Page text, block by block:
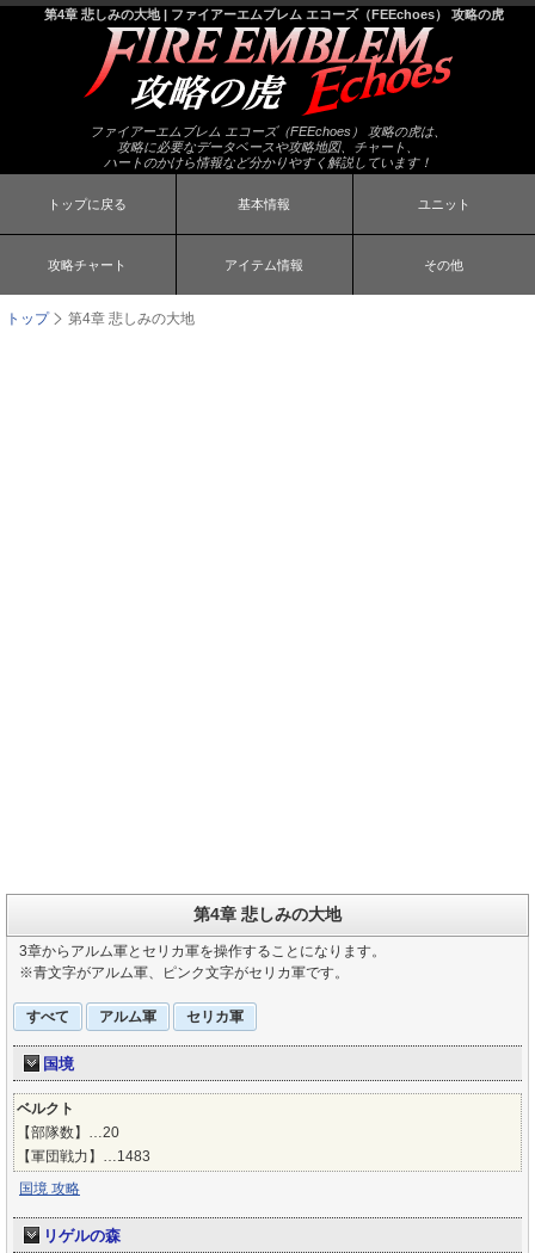
第4章 悲しみの大地 | ファイアーエムブレム エコーズ（FEEchoes） 攻略の虎
ファイアーエムブレム エコーズ（FEEchoes） 攻略の虎は、
攻略に必要なデータベースや攻略地図、チャート、
ハートのかけら情報など分かりやすく解説しています！
トップに戻る 基本情報 ユニット
攻略チャート アイテム情報 その他
トップ 第4章 悲しみの大地
第4章 悲しみの大地
3章からアルム軍とセリカ軍を操作することになります。
※青文字がアルム軍、ピンク文字がセリカ軍です。
すべて アルム軍 セリカ軍
国境
ベルクト
【部隊数】…20
【軍団戦力】…1483
国境 攻略
リゲルの森